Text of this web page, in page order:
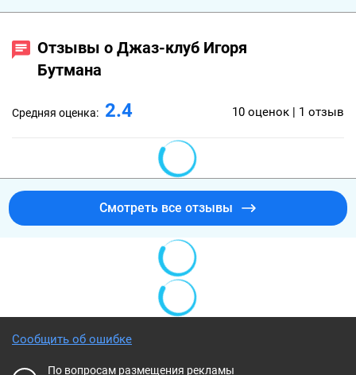
Отзывы о Джаз-клуб Игоря
Бутмана
Средняя оценка: 2.4 10 оценок | 1 отзыв
Смотреть все отзывы
Сообщить об ошибке
По вопросам размещения рекламы